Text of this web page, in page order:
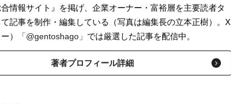
情報サイト』を掲げ、企業オーナー・富裕層を主要読者タ
記事を制作・編集している（写真は編集長の立本正樹）。X
）
「@gentoshago」 では厳選した記事を配信中。
著者プロフィール詳細